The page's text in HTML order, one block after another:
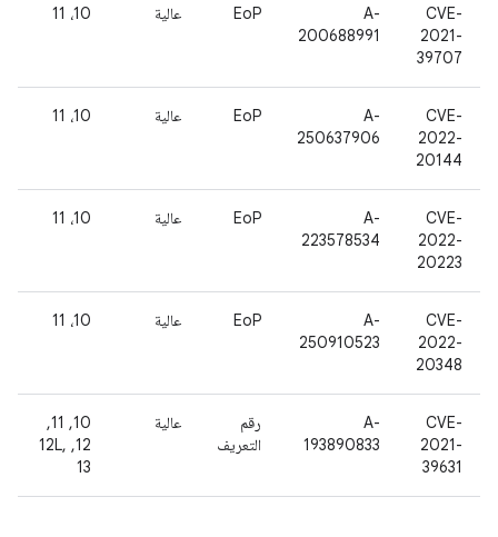
CVE-
2021-
39707
A-
200688991
EoP عالية 10، 11
CVE-
2022-
20144
A-
250637906
EoP عالية 10، 11
CVE-
2022-
20223
A-
223578534
EoP عالية 10، 11
CVE-
2022-
20348
A-
250910523
EoP عالية 10، 11
CVE-
2021-
39631
A-
193890833
رقم
التعريف
عالية
‫10, 11,
12, 12L,
13